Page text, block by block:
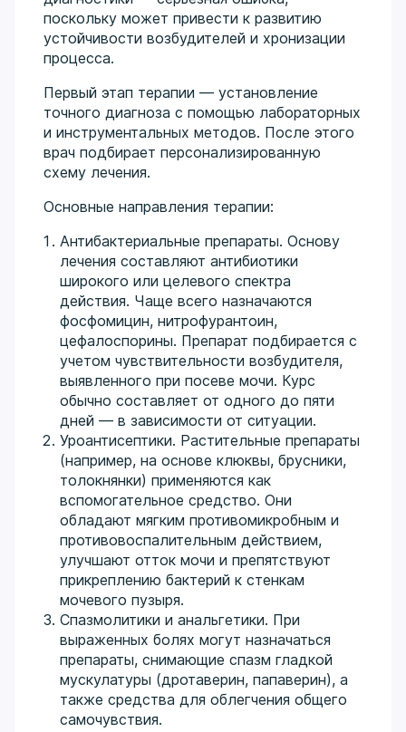
поскольку может привести к развитию
устойчивости возбудителей и хронизации
процесса.
Первый этап терапии — установление
точного диагноза с помощью лабораторных
и инструментальных методов. После этого
врач подбирает персонализированную
схему лечения.
Основные направления терапии:
Антибактериальные препараты. Основу
лечения составляют антибиотики
широкого или целевого спектра
действия. Чаще всего назначаются
фосфомицин, нитрофурантоин,
цефалоспорины. Препарат подбирается с
учетом чувствительности возбудителя,
выявленного при посеве мочи. Курс
обычно составляет от одного до пяти
дней — в зависимости от ситуации.
Уроантисептики. Растительные препараты
(например, на основе клюквы, брусники,
толокнянки) применяются как
вспомогательное средство. Они
обладают мягким противомикробным и
противовоспалительным действием,
улучшают отток мочи и препятствуют
прикреплению бактерий к стенкам
мочевого пузыря.
Спазмолитики и анальгетики. При
выраженных болях могут назначаться
препараты, снимающие спазм гладкой
мускулатуры (дротаверин, папаверин), а
также средства для облегчения общего
самочувствия.